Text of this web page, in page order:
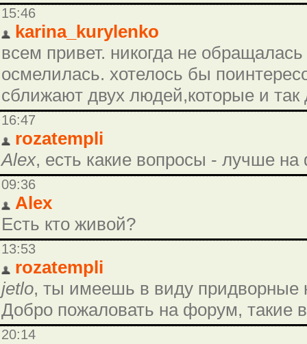
15:46
karina_kurylenko
всем привет. никогда не
осмелилась. хотелось бы
сближают двух людей,которые и так
16:47
rozatempli
Alex, есть какие вопросы - лучше
09:36
Alex
Есть кто живой?
13:53
rozatempli
jetlo, ты имеешь в виду придворные
Добро пожаловать на форум, такие
20:14